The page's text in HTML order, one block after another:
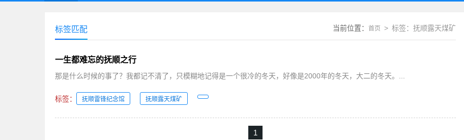
当前位置： 首页 > 标签：抚顺露天煤矿
标签匹配
一生都难忘的抚顺之行
那是什么时候的事了？我都记不清了，只模糊地记得是一个很冷的冬天，好像是2000年的冬天，大二的冬天。...
标签： 抚顺雷锋纪念馆 抚顺露天煤矿
1